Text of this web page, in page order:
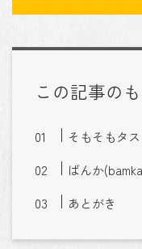
この記事の
そもそもタ
ばんか
あとがき